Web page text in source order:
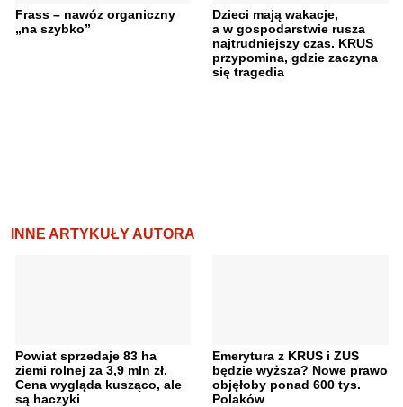
Frass – nawóz organiczny
„na szybko”
Dzieci mają wakacje,
a w gospodarstwie rusza
najtrudniejszy czas. KRUS
przypomina, gdzie zaczyna
się tragedia
INNE ARTYKUŁY AUTORA
Powiat sprzedaje 83 ha
ziemi rolnej za 3,9 mln zł.
Cena wygląda kusząco, ale
są haczyki
Emerytura z KRUS i ZUS
będzie wyższa? Nowe prawo
objęłoby ponad 600 tys.
Polaków